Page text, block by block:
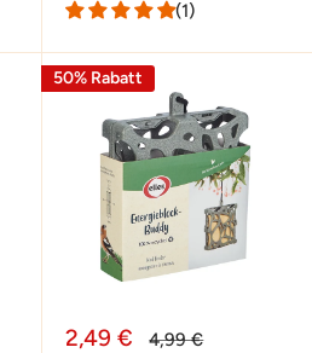
(1)
50% Rabatt
Sonderpreis
2,49 € Normalpreis
4,99 €